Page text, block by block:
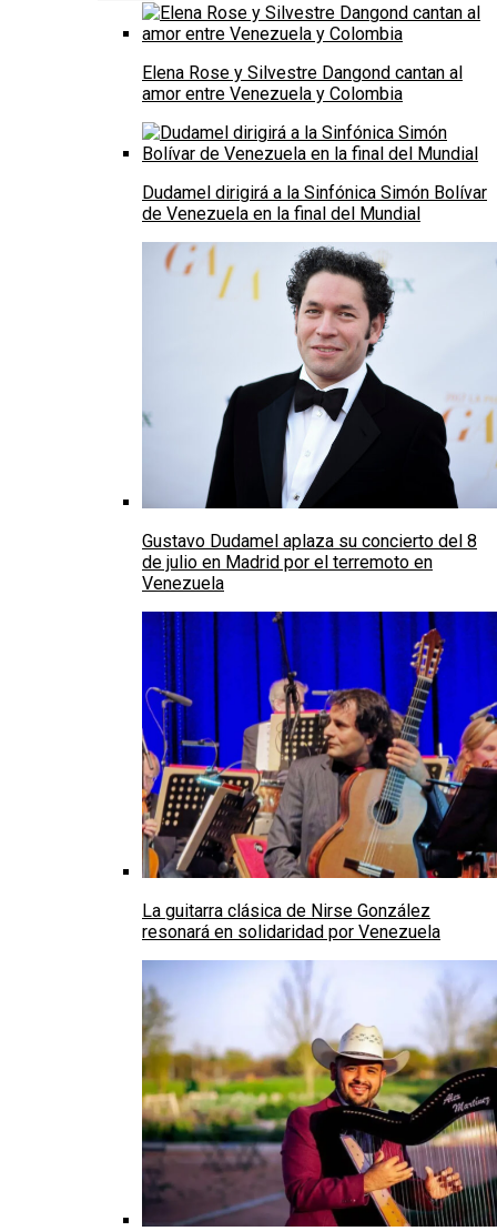
Elena Rose y Silvestre Dangond cantan al
amor entre Venezuela y Colombia
Dudamel dirigirá a la Sinfónica Simón Bolívar
de Venezuela en la final del Mundial
Gustavo Dudamel aplaza su concierto del 8
de julio en Madrid por el terremoto en
Venezuela
La guitarra clásica de Nirse González
resonará en solidaridad por Venezuela